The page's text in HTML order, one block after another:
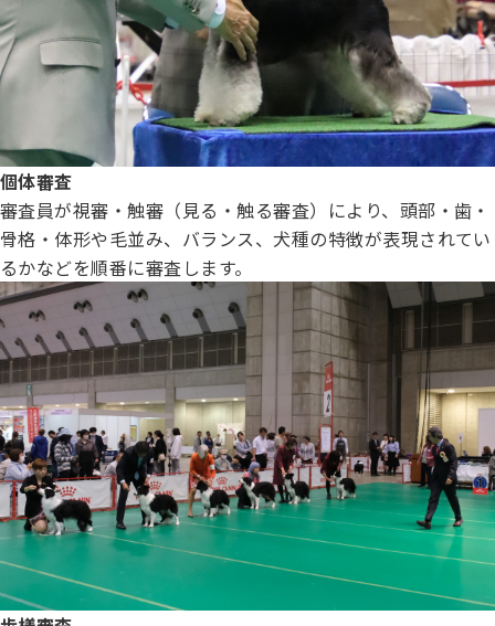
個体審査
審査員が視審・触審（見る・触る審査）により、頭部・歯・
骨格・体形や毛並み、バランス、犬種の特徴が表現されてい
るかなどを順番に審査します。